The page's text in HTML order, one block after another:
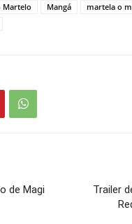
Martelo Mangá
martela o
de Magi
Trailer